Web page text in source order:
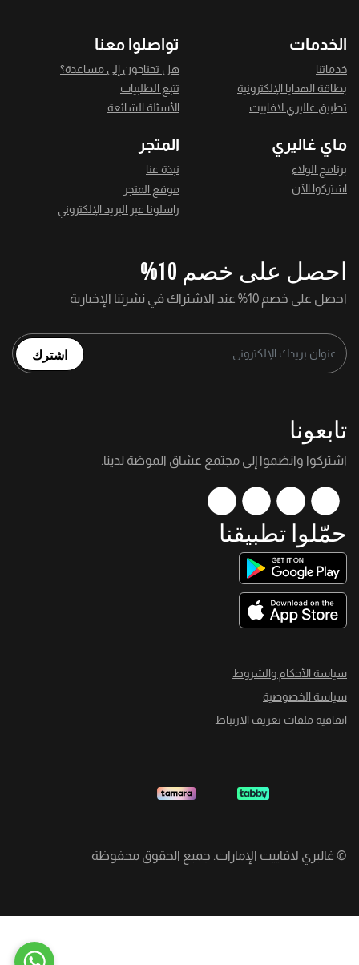
الخدمات
خدماتنا
بطاقة الهدايا الإلكترونية
تطبيق غاليري لافاييت
تواصلوا معنا
هل تحتاجون إلى مساعدة؟
تتبع الطلبيات
الأسئلة الشائعة
ماي غاليري
برنامج الولاء
اشتركوا الآن
المتجر
نبذة عنا
موقع المتجر
راسلونا عبر البريد الإلكتروني
احصل على خصم 10%
احصل على خصم 10% عند الاشتراك في نشرتنا الإخبارية
اشترك
تابعونا
اشتركوا وانضموا إلى مجتمع عشاق الموضة لدينا.
حمّلوا تطبيقنا
سياسة الأحكام والشروط
سياسة الخصوصية
اتفاقية ملفات تعريف الارتباط
© غاليري لافاييت الإمارات. جميع الحقوق محفوظة